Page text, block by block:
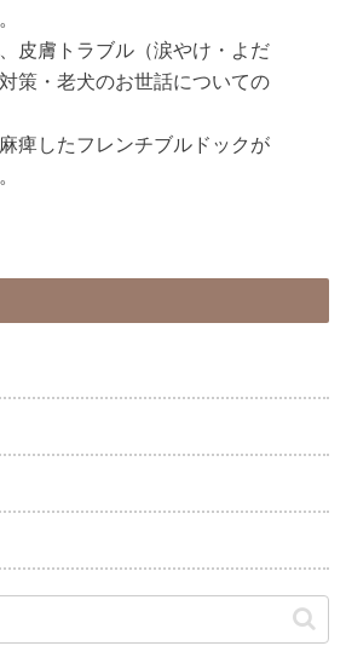
皮膚トラブル（涙やけ・よだ
策・老犬のお世話についての
痺したフレンチブルドックが